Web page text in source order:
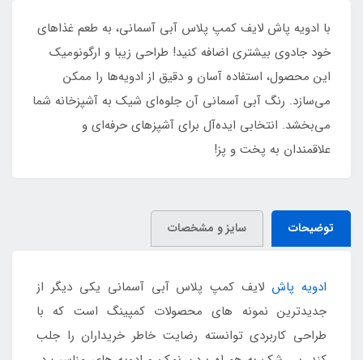
با ادویه پاش لایف کمپ پلاس آبی آسمانی، به طعم غذاهای
خود جادوی بیشتری اضافه کنید! طراحی زیبا و ارگونومیک
این محصول، استفاده آسان و دقیق از ادویه‌ها را ممکن
می‌سازد. رنگ آبی آسمانی آن جلوه‌ای شیک به آشپزخانه شما
می‌بخشد. انتخابی ایده‌آل برای آشپزهای حرفه‌ای و
علاقمندان به پخت و پز!
توضیحات سایز و مشخصات
ادویه پاش لایف کمپ پلاس آبی آسمانی یکی دیگر از
جدیدترین نمونه های محصولات کمپینگ است که با
طراحی کاربردی توانسته رضایت خاطر خریداران را جلب